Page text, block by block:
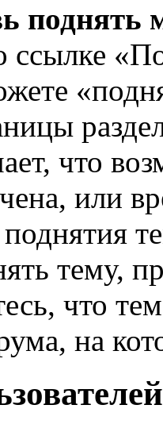
поднять
что
или
поднятия
тему,
что
на